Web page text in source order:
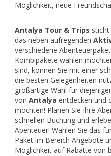
Möglichkeit, neue
Antalya Tour & Trips
das neben aufregenden
verschiedene
Kombipakete wählen
sind, können Sie mit einer
die besten Gelegenheiten
großartige Wahl für
von Antalya entdecken und
möchten! Planen Sie Ihre
schnellen Buchung und
Abenteuer! Wählen Sie das
Paket im Bereich Angebote
Möglichkeit auf Rabatte von